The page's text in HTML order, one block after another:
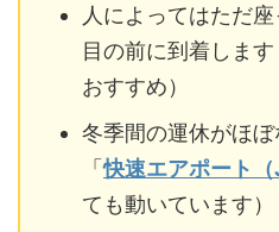
人によってはただ
目の前に到着しま
おすすめ）
冬季間の運休がほ
「快速エアポート（
ても動いています）